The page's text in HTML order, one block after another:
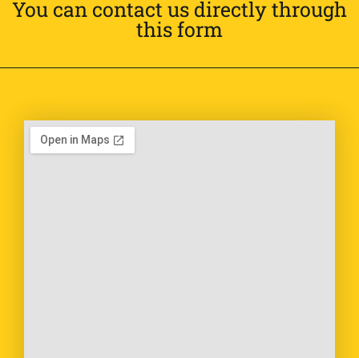
You can contact us directly through
this form